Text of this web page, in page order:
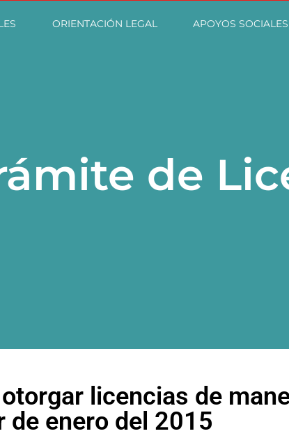
ORIENTACIÓN LEGAL APOYOS SOCIALES
de
licencias de
enero del 2015